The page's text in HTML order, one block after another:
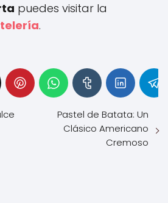
puedes visitar la
.
Pastel de Batata: Un
Clásico Americano
Cremoso